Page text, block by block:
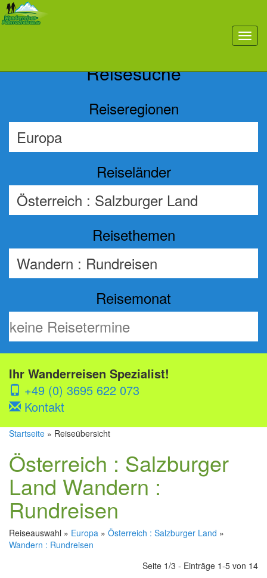
toggle
Reisesuche
Reiseregionen
Reiseländer
Reisethemen
Reisemonat
Ihr Wanderreisen Spezialist!
+49 (0) 3695 622 073
Kontakt
Startseite » Reiseübersicht
Österreich : Salzburger
Land Wandern :
Rundreisen
Reiseauswahl » Europa » Österreich : Salzburger Land »
Wandern : Rundreisen
Seite 1/3 - Einträge 1-5 von 14